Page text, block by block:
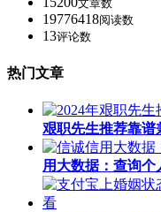
文章数
19776418阅读数
13评论数
热门文章
艰职先生推荐靠谱
用大数据：查询个